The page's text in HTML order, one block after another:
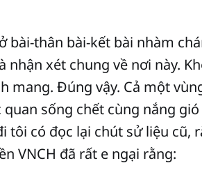
bài-thân bài-kết bài nhàm
nhận xét chung về nơi này.
mang. Đúng vậy. Cả một
sống chết cùng nắng
tôi có đọc lại chút sử liệu cũ,
VNCH đã rất e ngại rằng: